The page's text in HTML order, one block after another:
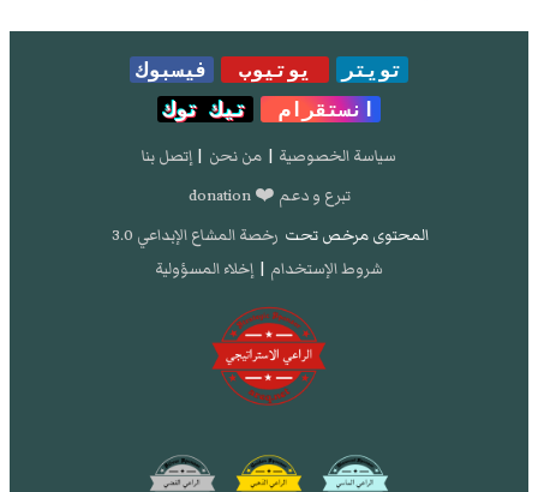
تويتر يوتيوب
فيسبوك
انستقرام
تيك توك
سياسة الخصوصية | من نحن | إتصل بنا
تبرع و دعم ❤️ donation
المحتوى مرخص تحت رخصة المشاع الإبداعي 3.0
شروط الإستخدام | إخلاء المسؤولية